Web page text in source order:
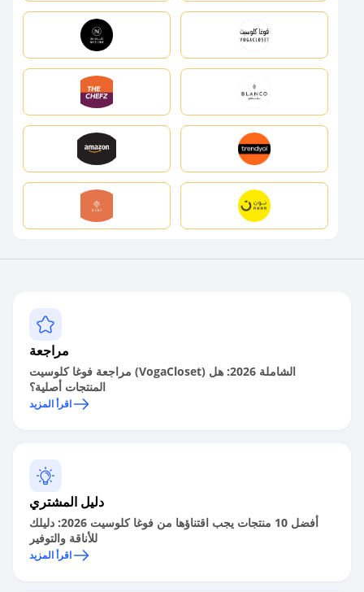
مراجعة
مراجعة فوغا كلوسيت (VogaCloset) الشاملة 2026: هل
المنتجات أصلية؟
اقرأ المزيد
دليل المشتري
أفضل 10 منتجات يجب اقتناؤها من فوغا كلوسيت 2026: دليلك
للأناقة والتوفير
اقرأ المزيد